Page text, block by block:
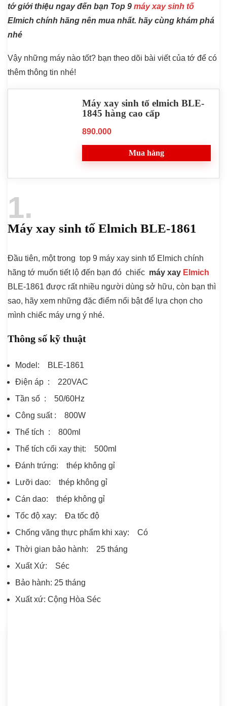
tớ giới thiệu ngay đến bạn Top 9 máy xay sinh tố
Elmich chính hãng nên mua nhất. hãy cùng khám phá
nhé
Vậy những máy nào tốt? bạn theo dõi bài viết của tớ để có
thêm thông tin nhé!
Máy xay sinh tố elmich BLE-
1845 hàng cao cấp
890.000
Mua hàng
1
Máy xay sinh tố Elmich BLE-1861
Đầu tiên, một trong top 9 máy xay sinh tố Elmich chính
hãng tớ muốn tiết lộ đến bạn đó chiếc máy xay Elmich
BLE-1861 được rất nhiều người dùng sở hữu, còn bạn thì
sao, hãy xem những đặc điểm nổi bật để lựa chọn cho
mình chiếc máy ưng ý nhé.
Thông số kỹ thuật
Model: BLE-1861
Điện áp : 220VAC
Tần số : 50/60Hz
Công suất : 800W
Thể tích : 800ml
Thể tích cối xay thịt: 500ml
Đánh trứng: thép không gỉ
Lưỡi dao: thép không gỉ
Cán dao: thép không gỉ
Tốc độ xay: Đa tốc độ
Chống văng thực phẩm khi xay: Có
Thời gian bảo hành: 25 tháng
Xuất Xứ: Séc
Bảo hành: 25 tháng
Xuất xứ: Cộng Hòa Séc